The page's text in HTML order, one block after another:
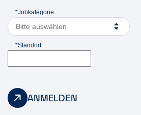
*Jobkategorie
Bitte auswählen
*Standort
ANMELDEN